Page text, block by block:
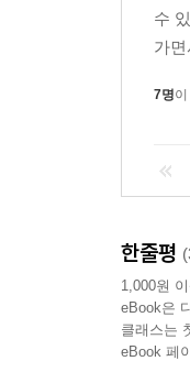
수
가
7명
한줄평
1,000원
eBook은
클래스는
eBook 페